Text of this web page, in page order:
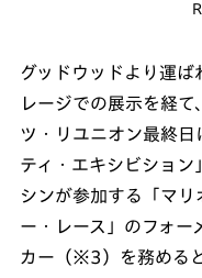
グッドウッドより運
レージでの展示を経
ツ・リユニオン最終
ティ・エキシビショ
シンが参加する「マリ
ー・レース」のフォ
カー（※3）を務める